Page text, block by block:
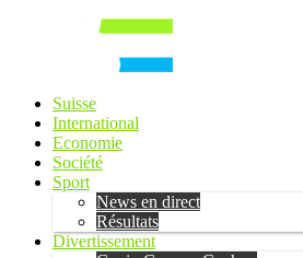
Suisse
International
Economie
Société
Sport
News en direct
Résultats
Divertissement